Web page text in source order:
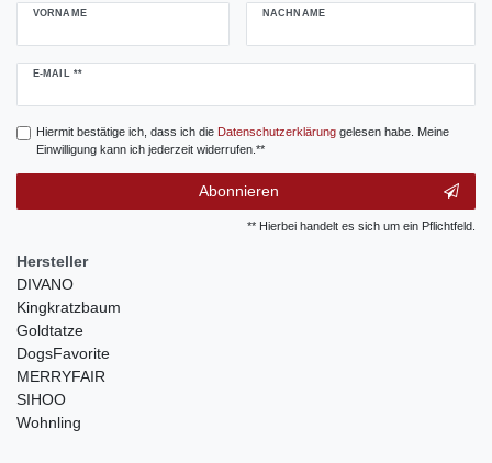
VORNAME NACHNAME
E-MAIL **
Newsletter
Hiermit bestätige ich, dass ich die Daten­schutz­erklärunggelesen habe. Meine
Einwilligung kann ich jederzeit widerrufen.**
Abonnieren
** Hierbei handelt es sich um ein Pflichtfeld.
Hersteller
DIVANO
Kingkratzbaum
Goldtatze
DogsFavorite
MERRYFAIR
SIHOO
Wohnling